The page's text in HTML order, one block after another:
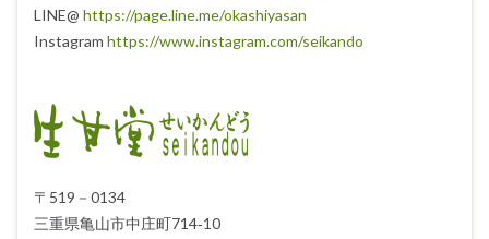
LINE@ https://page.line.me/okashiyasan
Instagram https://www.instagram.com/seikando
〒519－0134
三重県亀山市中庄町714‐10